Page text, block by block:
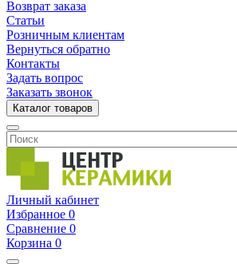
Возврат заказа
Статьи
Розничным клиентам
Вернуться обратно
Контакты
Задать вопрос
Заказать звонок
Каталог товаров
Личный кабинет
Избранное 0
Сравнение 0
Корзина 0